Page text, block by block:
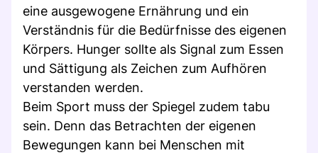
eine ausgewogene Ernährung und ein
Verständnis für die Bedürfnisse des eigenen
Körpers. Hunger sollte als Signal zum Essen
und Sättigung als Zeichen zum Aufhören
verstanden werden.
Beim Sport muss der Spiegel zudem tabu
sein. Denn das Betrachten der eigenen
Bewegungen kann bei Menschen mit